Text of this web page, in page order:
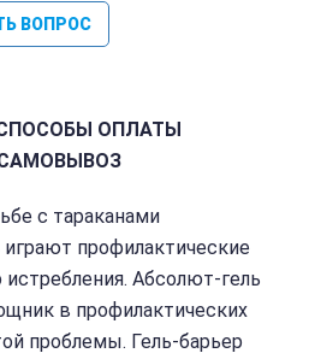
ВОПРОС
ОПЛАТЫ
с тараканами
профилактические
Абсолют-гель
в профилактических
проблемы. Гель-барьер